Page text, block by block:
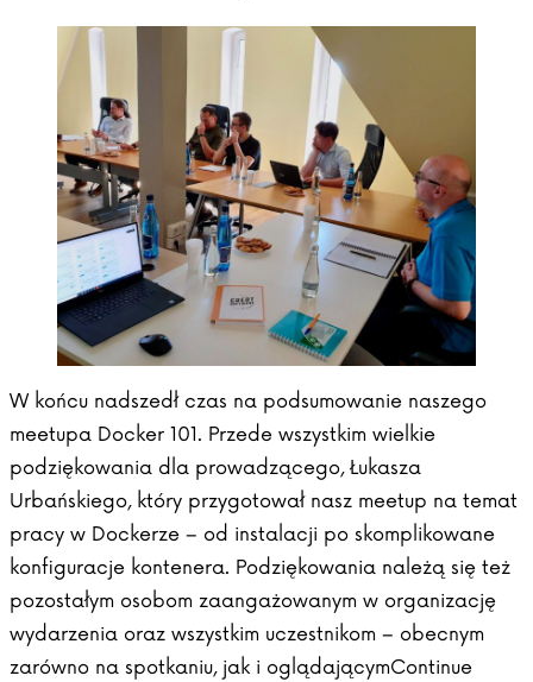
W końcu nadszedł czas na podsumowanie naszego
meetupa Docker 101. Przede wszystkim wielkie
podziękowania dla prowadzącego, Łukasza
Urbańskiego, który przygotował nasz meetup na temat
pracy w Dockerze – od instalacji po skomplikowane
konfiguracje kontenera. Podziękowania należą się też
pozostałym osobom zaangażowanym w organizację
wydarzenia oraz wszystkim uczestnikom – obecnym
zarówno na spotkaniu, jak i oglądającymContinue